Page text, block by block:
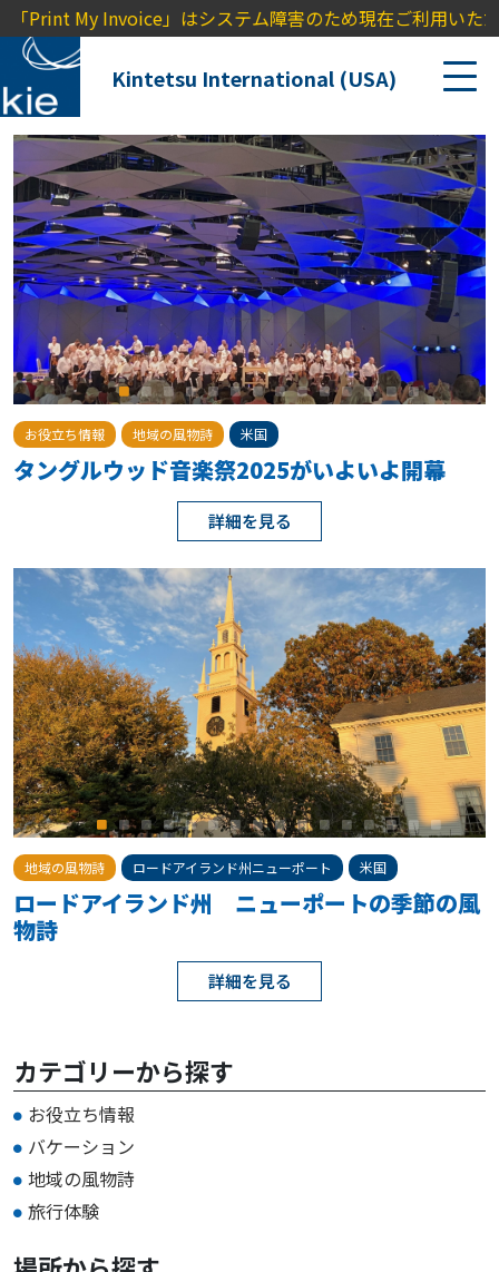
Invoice」はシステム障害のため現在ご利用いただけませ
Kintetsu International (USA)
お役立ち情報 地域の風物詩 米国
タングルウッド音楽祭2025がいよいよ開幕
詳細を見る
地域の風物詩 ロードアイランド州ニューポート 米国
ロードアイランド州 ニューポートの季節の風
物詩
詳細を見る
カテゴリーから探す
お役立ち情報
バケーション
地域の風物詩
旅行体験